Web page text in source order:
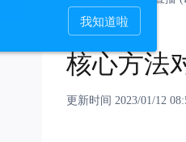
我知道啦
核心方法
更新时间 2023/01/12